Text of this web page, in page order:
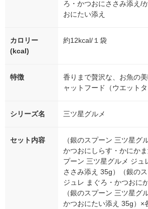
ろ・かつおにささみ添え/
おにたい添え
カロリー
(kcal)
約12kcal/１袋
特徴
香りまで贅沢な、お魚の
ャットフード（ウエットタ
シリーズ名 三ツ星グルメ
セット内容
（銀のスプーン 三ツ星グ
かつおにしらす・かにか
プーン 三ツ星グルメ ジュ
ささみ添え 35g）（銀の
ジュレ まぐろ・かつおに
（銀のスプーン 三ツ星グ
かつおにたい添え 35g）×